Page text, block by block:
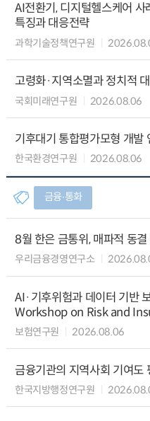
AI전환기, 디지털헬스케어 사
특징과 대응전략
과학기술정책연구원
고령화·지역소멸과 정치적
국회미래연구원 2026.08.06
기후대기 통합평가모형 개
한국환경연구원 2026.08.06
금융∙통화
8월 한은 금통위, 매파적 동
우리금융경영연구소
AI·기후위험과 데이터 기
Workshop on Risk and
보험연구원 2026.08.06
금융기관의 지역사회 기여도
한국지방행정연구원